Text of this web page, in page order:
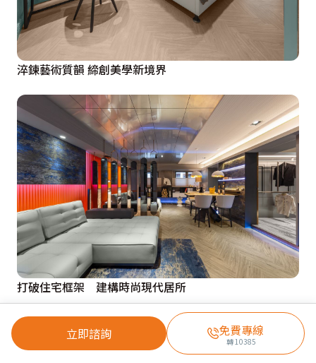
立即諮詢 免費專線
轉10385
淬鍊藝術質韻 締創美學新境界
打破住宅框架 建構時尚現代居所